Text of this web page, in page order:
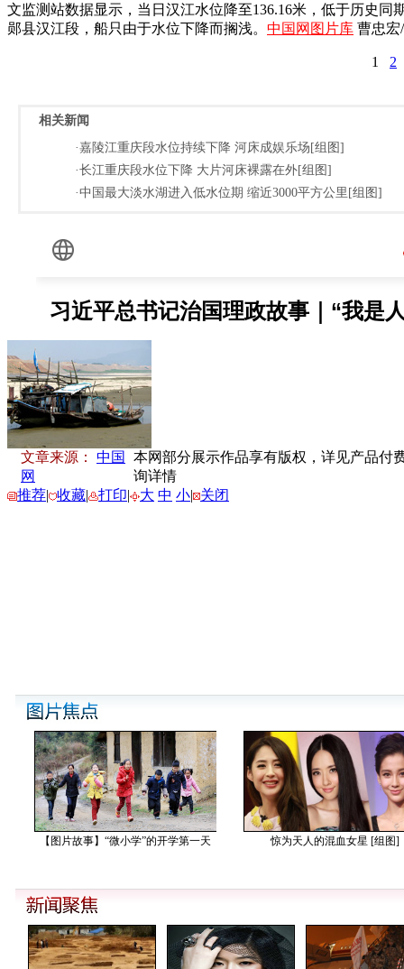
文监测站数据显示，当日汉江水位降至136.16米，低于历史
郧县汉江段，船只由于水位下降而搁浅。 中国网图片库 曹忠宏
1 2
相关新闻
·嘉陵江重庆段水位持续下降 河床成娱乐场[组图]
·长江重庆段水位下降 大片河床裸露在外[组图]
·中国最大淡水湖进入低水位期 缩近3000平方公里[组图]
文章来源： 中国
网
本网部分展示作品享有版权，详见产品付
询详情
推荐| 收藏| 打印| 大 中 小| 关闭